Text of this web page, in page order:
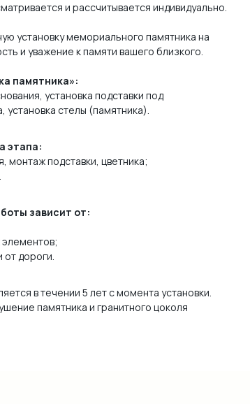
и рассчитывается индивидуально.
установку мемориального памятника на
и уважение к памяти вашего близкого.
памятника»:
установка подставки под
установка стелы (памятника).
этапа:
монтаж подставки, цветника;
зависит от:
элементов;
от дороги.
в течении 5 лет с момента установки.
памятника и гранитного цоколя